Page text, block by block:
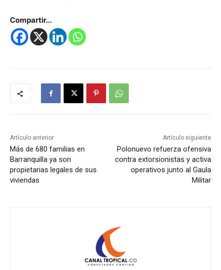
Compartir...
Artículo anterior
Más de 680 familias en
Barranquilla ya son
propietarias legales de sus
viviendas
Artículo siguiente
Polonuevo refuerza ofensiva
contra extorsionistas y activa
operativos junto al Gaula
Militar